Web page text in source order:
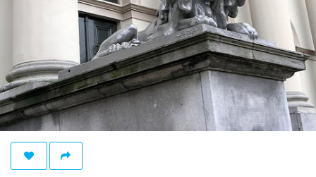
Leuke tips & trends
Eten
Drinken
Slapen
Recreatief